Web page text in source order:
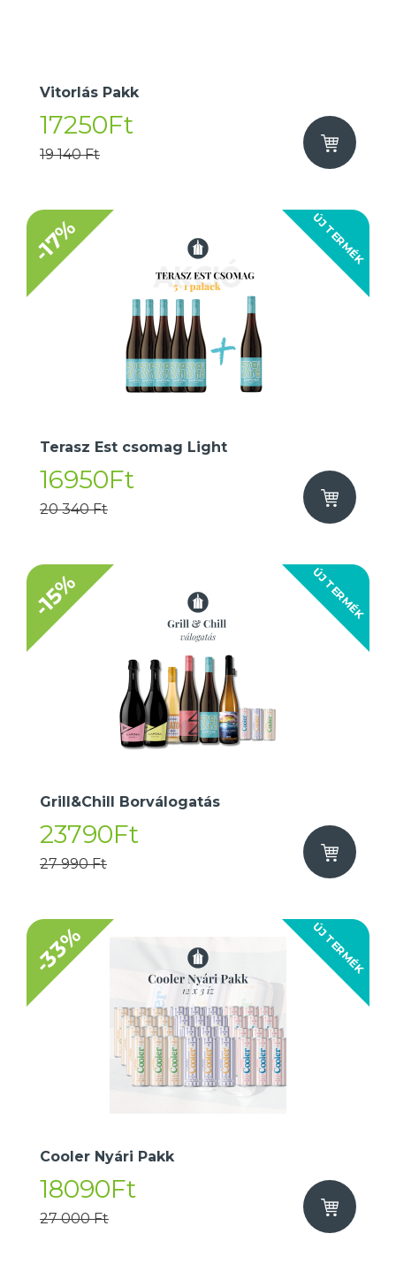
Vitorlás Pakk
17250Ft
19 140 Ft
ÚJ TERMÉK
-17%
Terasz Est csomag Light
16950Ft
20 340 Ft
ÚJ TERMÉK
-15%
Grill&Chill Borválogatás
23790Ft
27 990 Ft
ÚJ TERMÉK
-33%
Cooler Nyári Pakk
18090Ft
27 000 Ft